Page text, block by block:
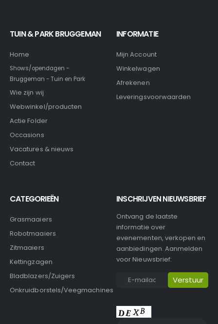
TUIN & PARK BRUGGEMAN
Home
Shows/opendagen -
Bruggeman - Tuin en Park
Wie zijn wij
Webwinkel/producten
Actie Folder
Occasions
Vacatures & nieuws
Contact
INFORMATIE
Mijn Account
Winkelwagen
Afrekenen
Leveringsvoorwaarden
CATEGORIEËN
Grasmaaiers
Robotmaaiers
Zitmaaiers
Kettingzagen
Bladblazers/Zuigers
Onkruidborstels/Veegmachines
INSCHRIJVEN NIEUWSBRIEF
Ontvang de laatste
informatie over
evenementen, verkopen en
aanbiedingen. Aanmelden
voor Nieuwsbrief: